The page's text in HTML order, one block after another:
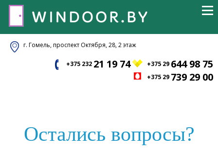
г. Гомель, проспект Октября, 28, 2 этаж
+375 232 21 19 74 +375 29 644 98 75
+375 29 739 29 00
Остались вопросы?